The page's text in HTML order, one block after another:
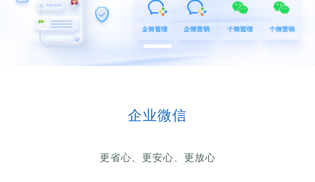
企业微信
更省心、更安心、更放心